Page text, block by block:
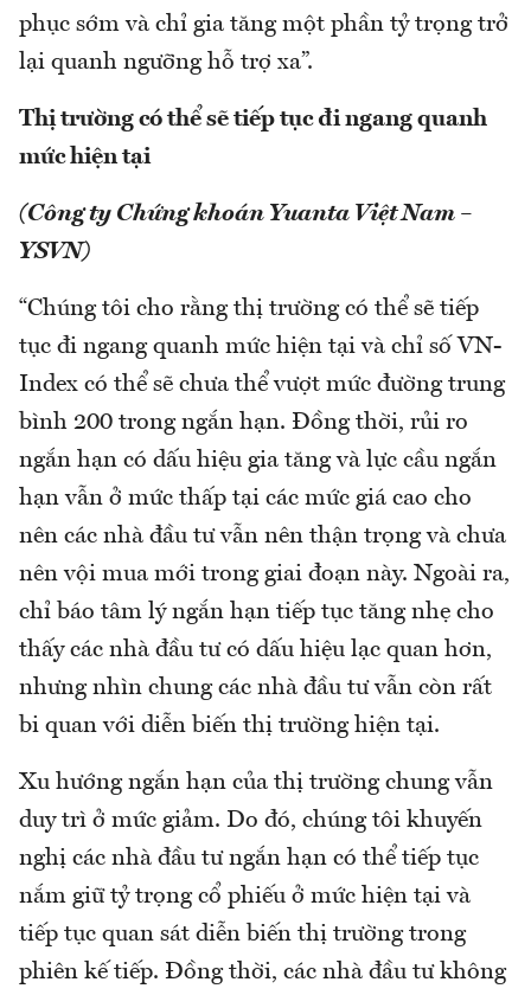
phục sớm và chỉ gia tăng một phần tỷ trọng trở
lại quanh ngưỡng hỗ trợ xa”.
Thị trường có thể sẽ tiếp tục đi ngang quanh
mức hiện tại
(Công ty Chứng khoán Yuanta Việt Nam –
YSVN)
“Chúng tôi cho rằng thị trường có thể sẽ tiếp
tục đi ngang quanh mức hiện tại và chỉ số VN-
Index có thể sẽ chưa thể vượt mức đường trung
bình 200 trong ngắn hạn. Đồng thời, rủi ro
ngắn hạn có dấu hiệu gia tăng và lực cầu ngắn
hạn vẫn ở mức thấp tại các mức giá cao cho
nên các nhà đầu tư vẫn nên thận trọng và chưa
nên vội mua mới trong giai đoạn này. Ngoài ra,
chỉ báo tâm lý ngắn hạn tiếp tục tăng nhẹ cho
thấy các nhà đầu tư có dấu hiệu lạc quan hơn,
nhưng nhìn chung các nhà đầu tư vẫn còn rất
bi quan với diễn biến thị trường hiện tại.
Xu hướng ngắn hạn của thị trường chung vẫn
duy trì ở mức giảm. Do đó, chúng tôi khuyến
nghị các nhà đầu tư ngắn hạn có thể tiếp tục
nắm giữ tỷ trọng cổ phiếu ở mức hiện tại và
tiếp tục quan sát diễn biến thị trường trong
phiên kế tiếp. Đồng thời, các nhà đầu tư không